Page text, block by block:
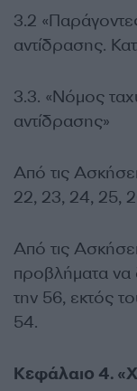
3.2
αντίδρασης.
3.3. «Νόμος
αντίδρασης»
Από τις
22, 23, 24, 25,
Από τις
προβλήματα να
την 56, εκτός
54.
Κεφάλαιο 4.